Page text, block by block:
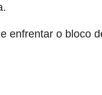
enfrentar o bloco